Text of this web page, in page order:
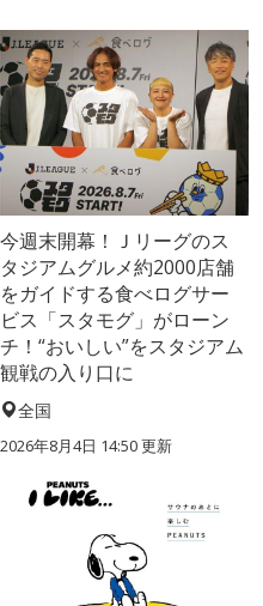
今週末開幕！Ｊリーグのス
タジアムグルメ約2000店舗
をガイドする食べログサー
ビス「スタモグ」がローン
チ！“おいしい”をスタジアム
観戦の入り口に
全国
2026年8月4日 14:50更新